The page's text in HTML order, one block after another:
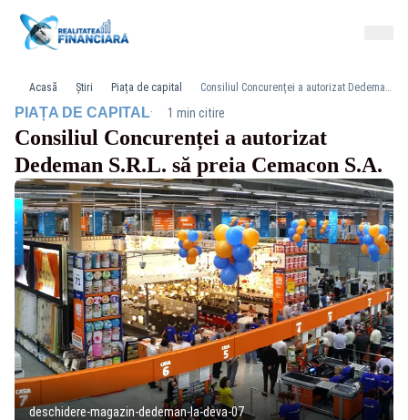
Acasă Știri Piața de capital Consiliul Concurenței a autorizat Dedeman S.R.L. să preia Cemacon S.A.
PIAȚA DE CAPITAL· 1 min citire
Consiliul Concurenței a autorizat
Dedeman S.R.L. să preia Cemacon S.A.
deschidere-magazin-dedeman-la-deva-07